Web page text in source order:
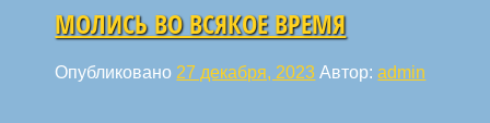
Навигация по статьям
МОЛИСЬ ВО ВСЯКОЕ ВРЕМЯ
Опубликовано 27 декабря, 2023 Автор:admin